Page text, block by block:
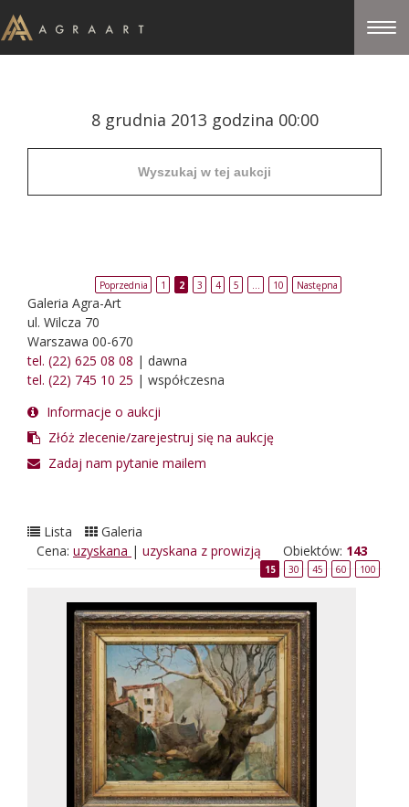
8 grudnia 2013 godzina 00:00
Poprzednia 1 2 3 4 5 10 Następna
Galeria Agra-Art
ul. Wilcza 70
Warszawa 00-670
tel. (22) 625 08 08 | dawna
tel. (22) 745 10 25 | współczesna
Informacje o aukcji
Złóż zlecenie/zarejestruj się na aukcję
Zadaj nam pytanie mailem
Lista
Galeria
Cena: uzyskana | uzyskana z prowizją Obiektów: 143
15 30 45 60 100